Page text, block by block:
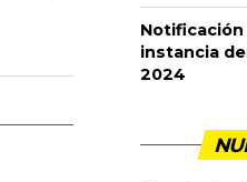
instancia
2024